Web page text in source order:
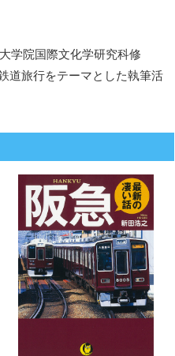
学院国際文化学研究科修
道旅行をテーマとした執筆活